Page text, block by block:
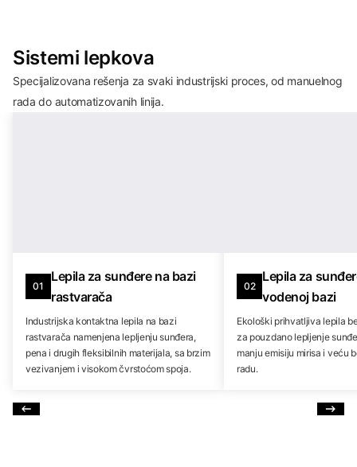
Sistemi lepkova
Specijalizovana rešenja za svaki industrijski proces, od manuelnog
rada do automatizovanih linija.
01
Lepila za sunđere na bazi
rastvarača
Industrijska kontaktna lepila na bazi
rastvarača namenjena lepljenju sunđera,
pena i drugih fleksibilnih materijala, sa brzim
vezivanjem i visokom čvrstoćom spoja.
02
Lepila za
vodenoj bazi
Ekološki prihvatljiva lepila
za pouzdano lepljenje
manju emisiju mirisa i veću
radu.